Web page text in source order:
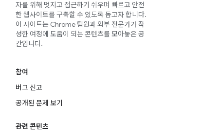
자를 위해 멋지고 접근하기 쉬우며 빠르고 안전
한 웹사이트를 구축할 수 있도록 돕고자 합니다.
이 사이트는 Chrome 팀원과 외부 전문가가 작
성한 여정에 도움이 되는 콘텐츠를 모아놓은 공
간입니다.
참여
버그 신고
공개된 문제 보기
관련 콘텐츠